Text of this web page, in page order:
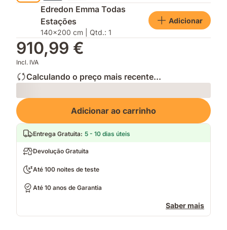
Edredon Emma Todas
Estações
140x200 cm | Qtd.: 1
Adicionar
910,99 €
Incl. IVA
Calculando o preço mais recente...
Loading
Adicionar ao carrinho
Entrega Gratuita: 5 - 10 dias úteis
Devolução Gratuita
Até 100 noites de teste
Até 10 anos de Garantia
Saber mais